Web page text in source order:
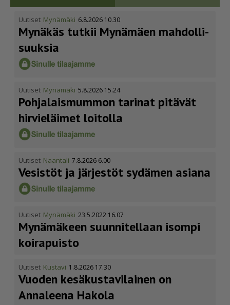
Uutiset Mynämäki 6.8.2026 10.30
Mynäkäs tutkii Mynämäen mahdol­li­
suuksia
Uutiset Mynämäki 5.8.2026 15.24
Pohja­lais­mummon tarinat pitävät
hirvieläimet loitolla
Uutiset Naantali 7.8.2026 6.00
Vesistöt ja järjestöt sydämen asiana
Uutiset Mynämäki 23.5.2022 16.07
Mynämäkeen suunnitellaan isompi
koirapuisto
Uutiset Kustavi 1.8.2026 17.30
Vuoden kesäkus­ta­vi­lainen on
Annaleena Hakola